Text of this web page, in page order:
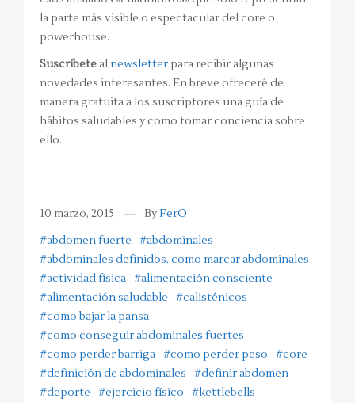
la parte más visible o espectacular del core o
powerhouse.
Suscríbete alnewsletter para recibir algunas
novedades interesantes. En breve ofreceré de
manera gratuita a los suscriptores una guía de
hábitos saludables y como tomar conciencia sobre
ello.
10 marzo, 2015 ByFerO
#abdomen fuerte
#abdominales
#abdominales definidos. como marcar abdominales
#actividad física #alimentación consciente
#alimentación saludable
#calisténicos
#como bajar la pansa
#como conseguir abdominales fuertes
#como perder barriga #como perder peso
#core
#definición de abdominales
#definir abdomen
#deporte
#ejercicio físico
#kettlebells